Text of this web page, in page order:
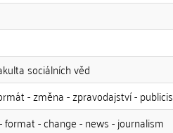
sociálních věd
- změna - zpravodajství -
- change - news - journalism